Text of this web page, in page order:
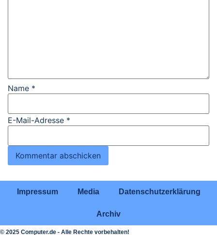
Name *
E-Mail-Adresse *
Impressum Media Datenschutzerklärung
Archiv
© 2025 Computer.de - Alle Rechte vorbehalten!